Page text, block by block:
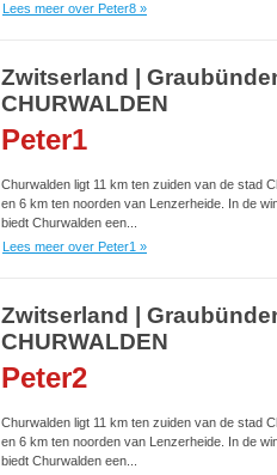
Lees meer over Peter8 »
Zwitserland |
CHURWALDEN
Peter1
Churwalden ligt 11 km ten zuiden van de stad
en 6 km ten noorden van Lenzerheide. In de
biedt Churwalden een...
Lees meer over Peter1 »
Zwitserland |
CHURWALDEN
Peter2
Churwalden ligt 11 km ten zuiden van de stad
en 6 km ten noorden van Lenzerheide. In de
biedt Churwalden een...